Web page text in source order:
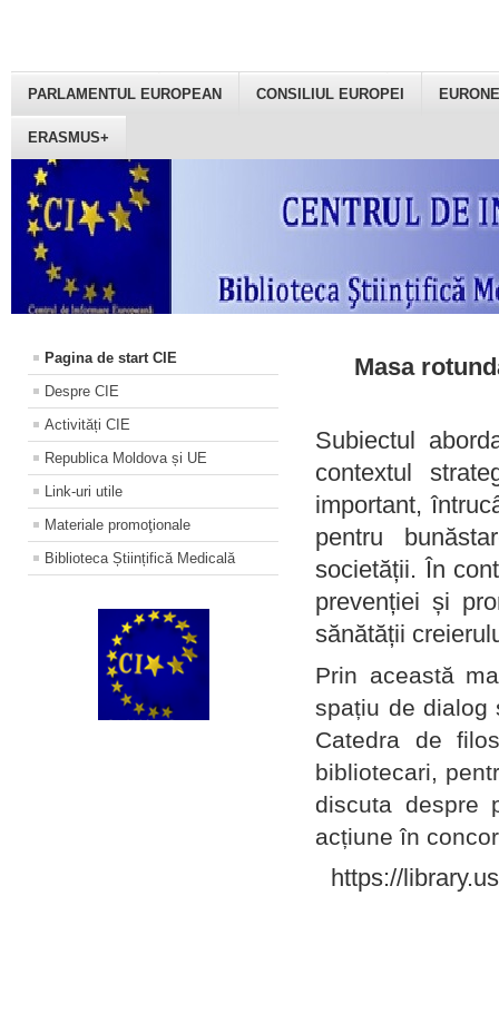
PARLAMENTUL EUROPEAN CONSILIUL EUROPEI
ERASMUS+
Pagina de start CIE
Despre CIE
Activități CIE
Republica Moldova și UE
Link-uri utile
Materiale promoţionale
Biblioteca Științifică Medicală
Masa
Subiectul
contextul
important,
pentru
societății. În
prevenției și
sănătății
Prin această
spațiu de dialog
Catedra de
bibliotecari,
discuta despre
acțiune în
https://